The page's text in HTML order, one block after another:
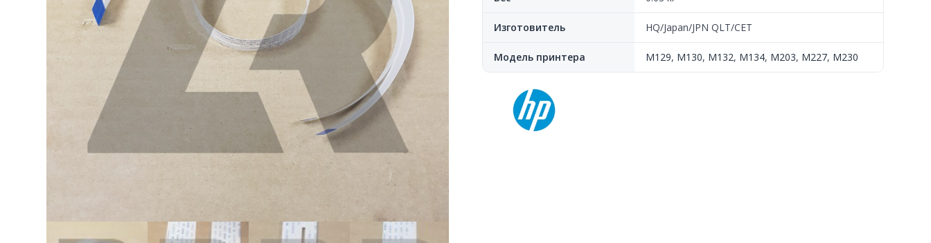
M129/130/132/134/203/227/230,
66cm,
Изготовитель HQ/Japan/JPN QLT/CET
Модель принтера M129, M130, M132, M134, M203, M227, M230